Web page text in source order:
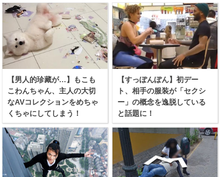
【男人的珍藏が…】もこも
こわんちゃん、主人の大切
なAVコレクションをめちゃ
くちゃにしてしまう！
【すっぽんぽん】初デー
ト、相手の服装が「セクシ
ー」の概念を逸脱している
と話題に！